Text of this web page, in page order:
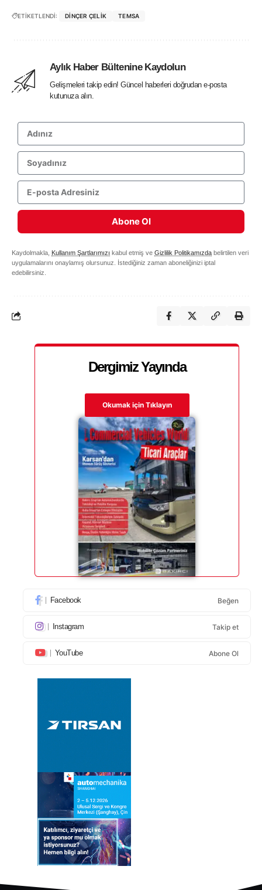
ETİKETLENDİ: DINÇER ÇELIK TEMSA
Aylık Haber Bültenine Kaydolun
Gelişmeleri takip edin! Güncel haberleri doğrudan e-posta
kutunuza alın.
Abone Ol
Kaydolmakla, Kullanım Şartlarımızı kabul etmiş ve Gizlilik Politikamızda belirtilen veri
uygulamalarını onaylamış olursunuz. İstediğiniz zaman aboneliğinizi iptal
edebilirsiniz.
Dergimiz Yayında
Okumak için Tıklayın
Facebook Beğen
Instagram Takip et
YouTube Abone Ol